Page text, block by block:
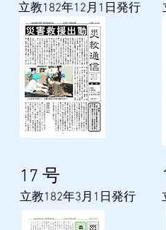
​立教182年12月1日発行
​17 号
​立教182年3月1日発行